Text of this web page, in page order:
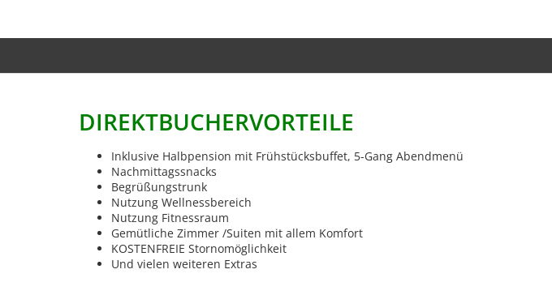
DIREKTBUCHERVORTEILE
Inklusive Halbpension mit Frühstücksbuffet, 5-Gang Abendmenü
Nachmittagssnacks
Begrüßungstrunk
Nutzung Wellnessbereich
Nutzung Fitnessraum
Gemütliche Zimmer /Suiten mit allem Komfort
KOSTENFREIE Stornomöglichkeit
Und vielen weiteren Extras